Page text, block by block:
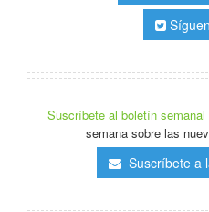
Suscríbete al boletín semanal
semana sobre las
Suscríbete a